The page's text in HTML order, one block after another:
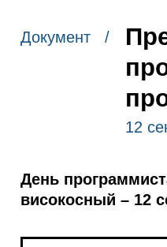
Документ /
12
День
високосный – 12